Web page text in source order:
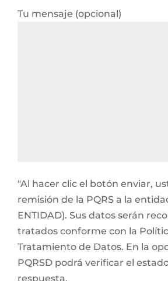
Tu mensaje (opcional)
"Al hacer clic el botón enviar,
remisión de la PQRS a la
ENTIDAD). Sus datos serán
tratados conforme con la
Tratamiento de Datos. En la
PQRSD podrá verificar el
respuesta.